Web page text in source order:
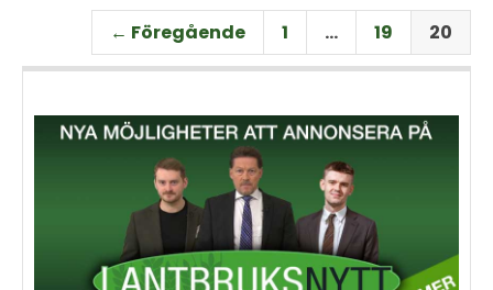
premiär för vårt
måndagsprogram med en
längre intervju med Erik
Stjerndahl vd för HIR Skåne,
fältdagar.
← Föregående 1 … 19 20